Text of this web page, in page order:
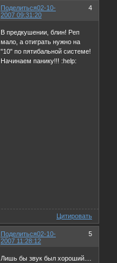
Поделиться 4
02-10-
2007 09:31:20
В предкушении, блин! Реп
мало, а отиграть нужно на
"10" по пятибальной системе!
Начинаем панику!!! :help:
Цитировать
Поделиться 5
02-10-
2007 11:28:12
Лишь бы звук был хороший....